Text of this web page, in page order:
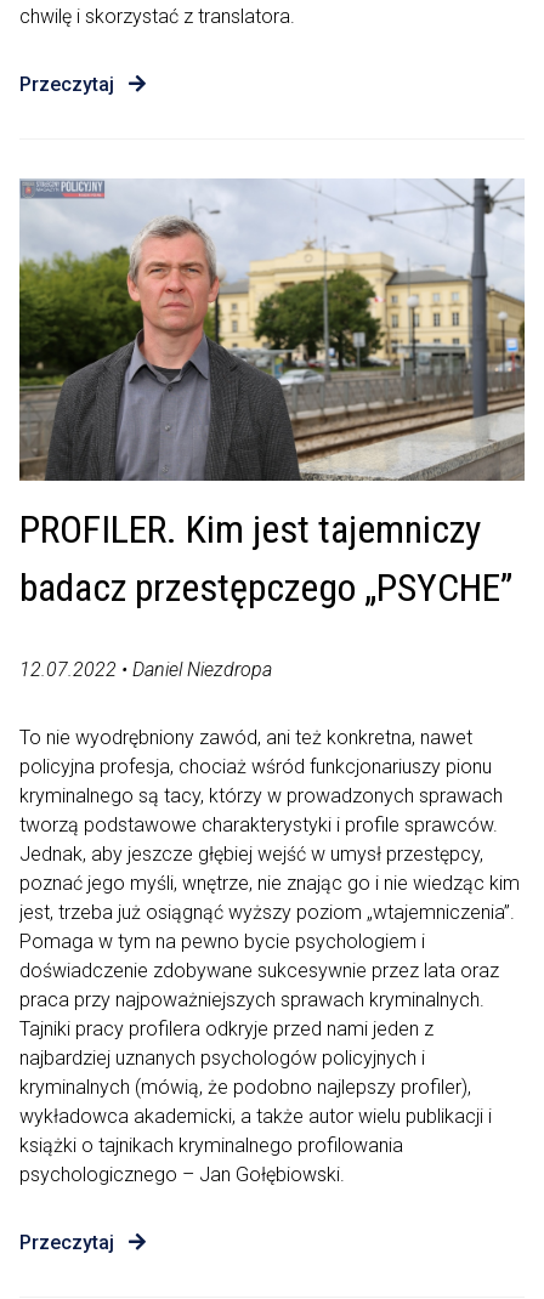
chwilę i skorzystać z translatora.
Przeczytaj
PROFILER. Kim jest tajemniczy
badacz przestępczego „PSYCHE”
12.07.2022 • Daniel Niezdropa
To nie wyodrębniony zawód, ani też konkretna, nawet
policyjna profesja, chociaż wśród funkcjonariuszy pionu
kryminalnego są tacy, którzy w prowadzonych sprawach
tworzą podstawowe charakterystyki i profile sprawców.
Jednak, aby jeszcze głębiej wejść w umysł przestępcy,
poznać jego myśli, wnętrze, nie znając go i nie wiedząc kim
jest, trzeba już osiągnąć wyższy poziom „wtajemniczenia”.
Pomaga w tym na pewno bycie psychologiem i
doświadczenie zdobywane sukcesywnie przez lata oraz
praca przy najpoważniejszych sprawach kryminalnych.
Tajniki pracy profilera odkryje przed nami jeden z
najbardziej uznanych psychologów policyjnych i
kryminalnych (mówią, że podobno najlepszy profiler),
wykładowca akademicki, a także autor wielu publikacji i
książki o tajnikach kryminalnego profilowania
psychologicznego – Jan Gołębiowski.
Przeczytaj